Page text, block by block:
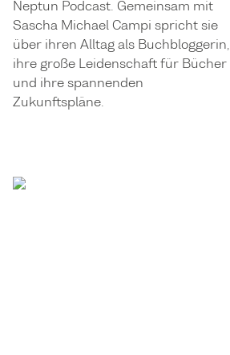
Neptun Podcast. Gemeinsam mit
Sascha Michael Campi spricht sie
über ihren Alltag als Buchbloggerin,
ihre große Leidenschaft für Bücher
und ihre spannenden
Zukunftspläne.